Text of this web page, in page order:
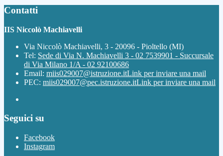
Contatti
IIS Niccolò Machiavelli
Via Niccolò Machiavelli, 3 - 20096 - Pioltello (MI)
Tel: Sede di Via N. Machiavelli 3 - 02 7539901 - Succursale
di Via Milano 1/A - 02 92100686
Email: miis029007@istruzione.itLink per inviare una mail
PEC: miis029007@pec.istruzione.itLink per inviare una mail
Seguici su
Facebook
Instagram